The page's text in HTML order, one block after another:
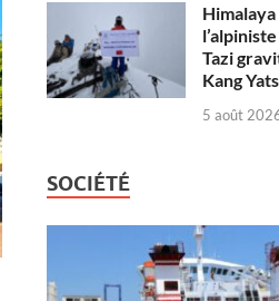
Himalaya
Tazi
Kang
5 août
SOCIÉTÉ